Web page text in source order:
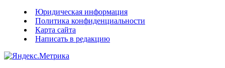
Юридическая информация
Политика конфиденциальности
Карта сайта
Написать в редакцию